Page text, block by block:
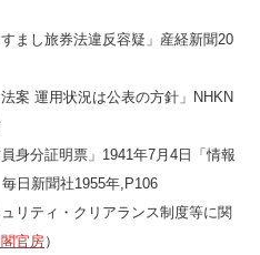
まし旅券法違反容疑」産経新聞20
案 運用状況は公表の方針」NHKN
身分証明票」1941年7月4日「情報
日新聞社1955年,P106
リティ・クリアランス制度等に関
官房）